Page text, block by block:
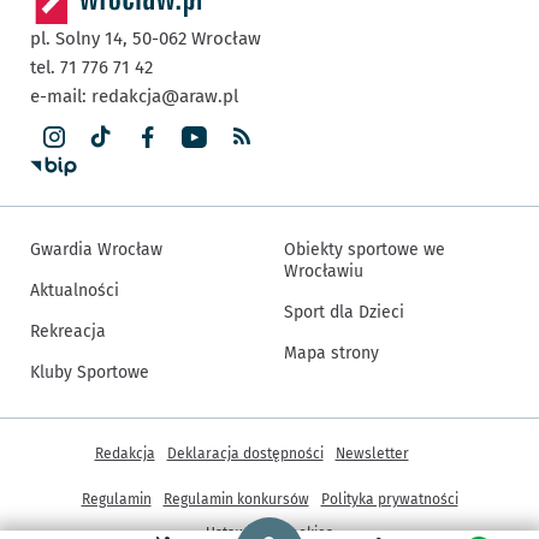
Strona główna - wroclaw.pl
pl. Solny 14, 50-062 Wrocław
tel. 71 776 71 42
e-mail: redakcja@araw.pl
Gwardia Wrocław
Aktualności
Rekreacja
Kluby Sportowe
Obiekty sportowe we
Wrocławiu
Sport dla Dzieci
Mapa strony
Inne informacje
Redakcja Deklaracja dostępności Newsletter
Regulamin Regulamin konkursów
Polityka prywatności
Ustawienia cookies